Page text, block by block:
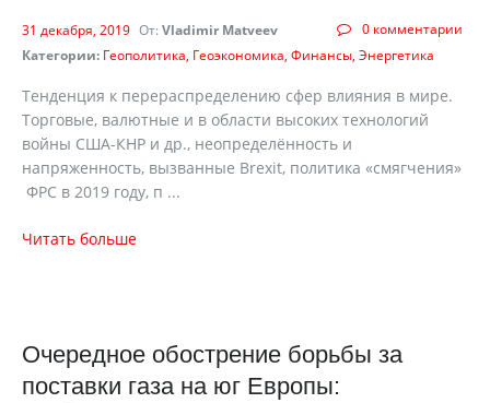
0 комментарии
31 декабря, 2019 От: Vladimir Matveev
Категории: Геополитика Геоэкономика Финансы Энергетика
Тенденция к перераспределению сфер влияния в мире.
Торговые, валютные и в области высоких технологий
войны США-КНР и др., неопределённость и
напряженность, вызванные Brexit, политика «смягчения»
ФРС в 2019 году, п ...
Читать больше
Очередное обострение борьбы за
поставки газа на юг Европы: